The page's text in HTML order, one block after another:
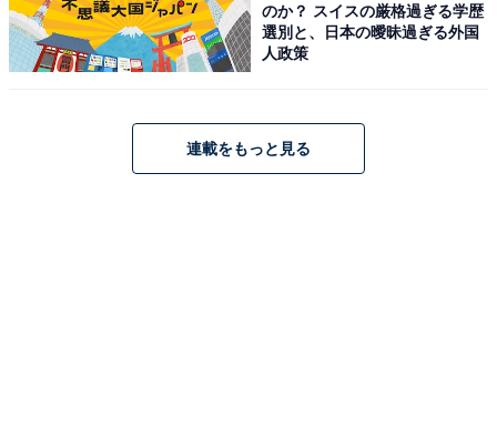
のか？ スイスの厳格過ぎる学歴
選別と、日本の曖昧過ぎる外国
人政策
連載をもっと見る